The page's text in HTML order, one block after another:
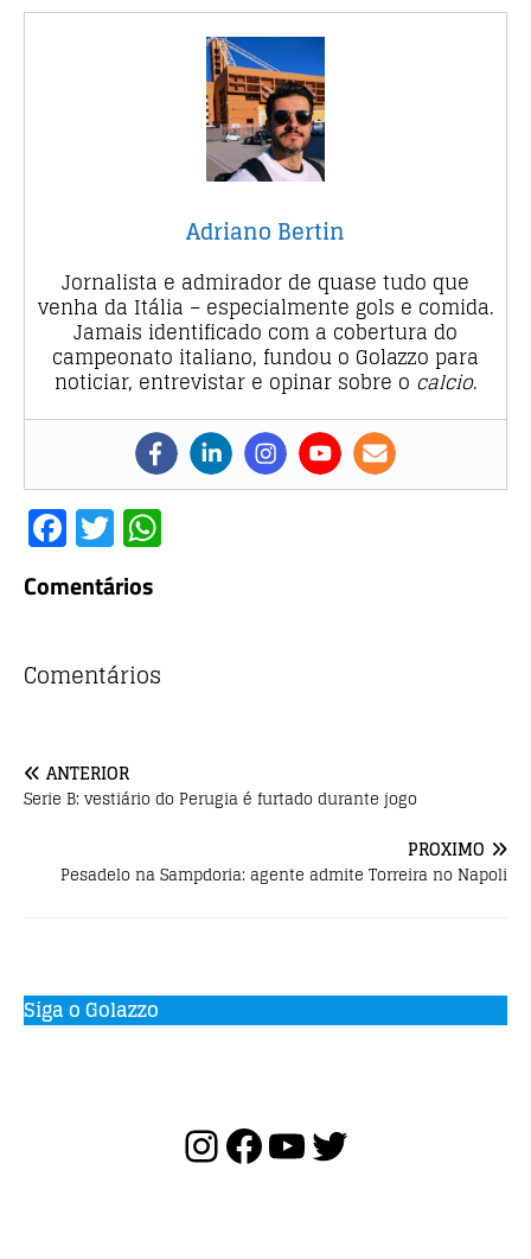
Adriano Bertin
Jornalista e admirador de quase tudo que
venha da Itália – especialmente gols e comida.
Jamais identificado com a cobertura do
campeonato italiano, fundou o Golazzo para
noticiar, entrevistar e opinar sobre o calcio.
F
a
c
b
o
k
T
w
it
r
Comentários
Comentários
ANTERIOR
Serie B: vestiário do Perugia é furtado durante jogo
PRÓXIMO
Pesadelo na Sampdoria: agente admite Torreira no Napoli
Siga o Golazzo